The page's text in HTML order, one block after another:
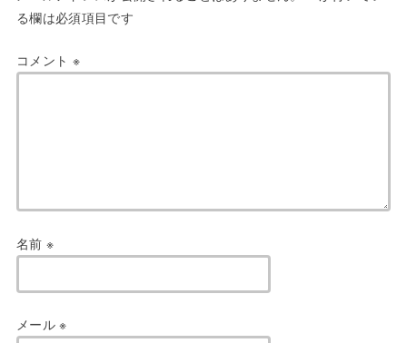
る欄は必須項目です
コメント ※
名前 ※
メール※